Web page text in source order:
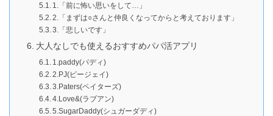
1.「前に怖い思いをして…」
2.「まずは○さんと仲良くなってからと考えております」
3.「悲しいです」
大人なしでも使えるおすすめパパ活アプリ
1.paddy(パディ)
2.PJ(ピージェイ)
3.Paters(ペイターズ)
4.Love&(ラブアン)
5.SugarDaddy(シュガーダディ)